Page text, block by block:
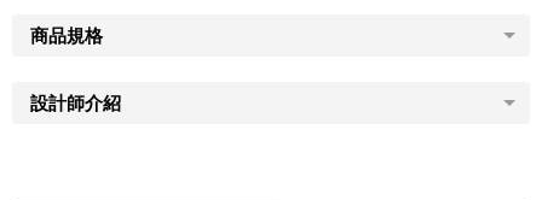
商品規格
設計師介紹